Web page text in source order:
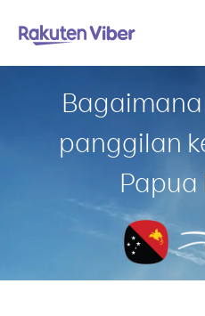
panggilan